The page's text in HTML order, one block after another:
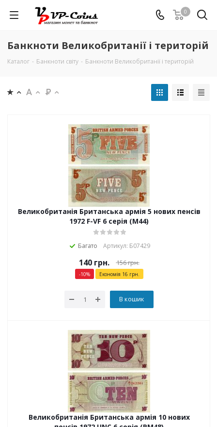
0
Банкноти Великобританії і територій
Каталог - Банкноти світу - Банкноти Великобританії і територій
Великобританія Британська армія 5 нових пенсів
1972 F-VF 6 серія (M44)
Багато Артикул: Б07429
140грн. 156грн.
-10% Економія 16 грн.
В кошик
Великобританія Британська армія 10 нових